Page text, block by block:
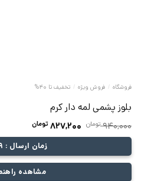
فروشگاه / فروش ویژه / تخفیف تا 40%
بلوز پشمی لمه دار کرم
940,000 تومان قیمت
اصلی:
940,000 تومان
بود.
827,200تومانقیمت
فعلی:
827,200 تومان.
زمان ارسال : 9 روزکاری
مشاهده